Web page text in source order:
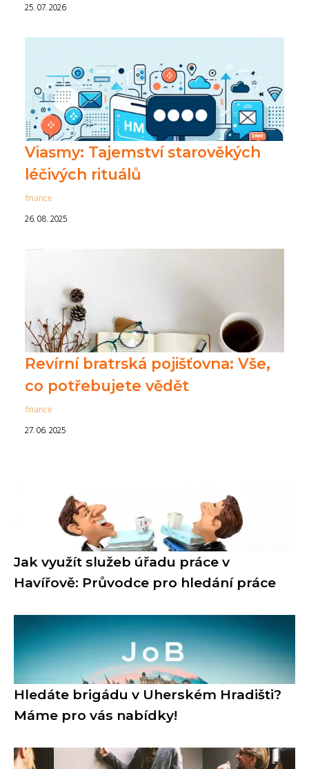
25. 07. 2026
Viasmy: Tajemství starověkých
léčivých rituálů
finance
26. 08. 2025
Revírní bratrská pojišťovna: Vše,
co potřebujete vědět
finance
27. 06. 2025
Jak využít služeb úřadu práce v
Havířově: Průvodce pro hledání práce
Hledáte brigádu v Uherském Hradišti?
Máme pro vás nabídky!